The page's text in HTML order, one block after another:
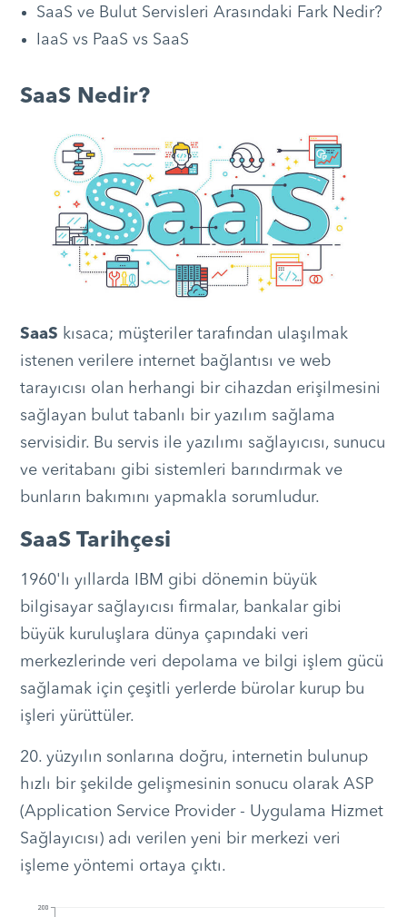
SaaS ve Bulut Servisleri Arasındaki Fark Nedir?
IaaS vs PaaS vs SaaS
SaaS Nedir?
SaaS kısaca; müşteriler tarafından ulaşılmak
istenen verilere internet bağlantısı ve web
tarayıcısı olan herhangi bir cihazdan erişilmesini
sağlayan bulut tabanlı bir yazılım sağlama
servisidir. Bu servis ile yazılımı sağlayıcısı, sunucu
ve veritabanı gibi sistemleri barındırmak ve
bunların bakımını yapmakla sorumludur.
SaaS Tarihçesi
1960'lı yıllarda IBM gibi dönemin büyük
bilgisayar sağlayıcısı firmalar, bankalar gibi
büyük kuruluşlara dünya çapındaki veri
merkezlerinde veri depolama ve bilgi işlem gücü
sağlamak için çeşitli yerlerde bürolar kurup bu
işleri yürüttüler.
20. yüzyılın sonlarına doğru, internetin bulunup
hızlı bir şekilde gelişmesinin sonucu olarak ASP
(Application Service Provider - Uygulama Hizmet
Sağlayıcısı) adı verilen yeni bir merkezi veri
işleme yöntemi ortaya çıktı.